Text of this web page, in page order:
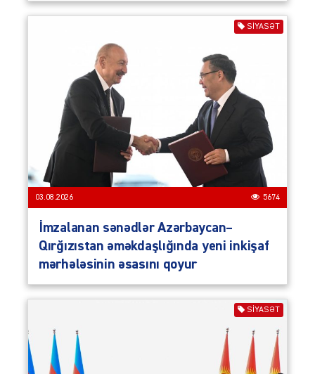
SIYASƏT
03.08.2026 5674
İmzalanan sənədlər Azərbaycan–
Qırğızıstan əməkdaşlığında yeni inkişaf
mərhələsinin əsasını qoyur
SIYASƏT